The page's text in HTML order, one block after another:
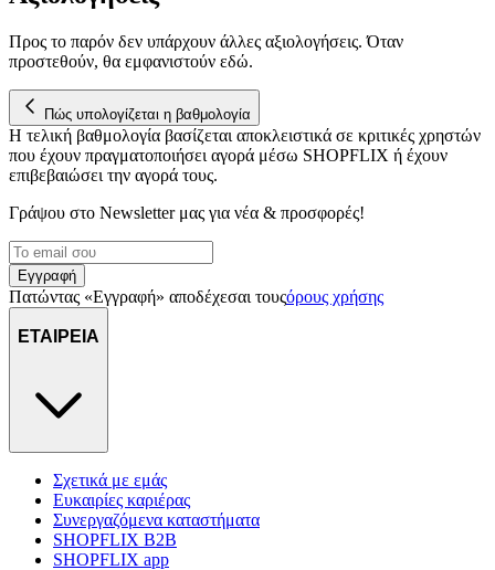
στη συσκευή σας, με σκοπό την προβολή εξατομικευμένων
διαφημίσεων και περιεχομένου, τις μετρήσεις σχετικά με
διαφημίσεις και περιεχόμενο, την καλύτερη εικόνα του κοινού
μας και την ανάπτυξη προϊόντων. Επίσης, κοινοποιούμε
πληροφορίες σχετικά με την από μέρους σας χρήση της
τοποθεσίας μας στους συνεργάτες μέσων κοινωνικής
δικτύωσης, διαφημίσεων και ανάλυσης.
Προς το παρόν δεν υπάρχουν άλλες αξιολογήσεις. Όταν
προστεθούν, θα εμφανιστούν εδώ.
Πώς υπολογίζεται η βαθμολογία
Η τελική βαθμολογία βασίζεται αποκλειστικά σε κριτικές χρηστών
που έχουν πραγματοποιήσει αγορά μέσω SHOPFLIX ή έχουν
επιβεβαιώσει την αγορά τους.
Γράψου στο Νewsletter μας για νέα & προσφορές!
Εγγραφή
Πατώντας «Εγγραφή» αποδέχεσαι τουςόρους χρήσης
ΕΤΑΙΡΕΙΑ
Σχετικά με εμάς
Ευκαιρίες καριέρας
Συνεργαζόμενα καταστήματα
SHOPFLIX B2B
SHOPFLIX app